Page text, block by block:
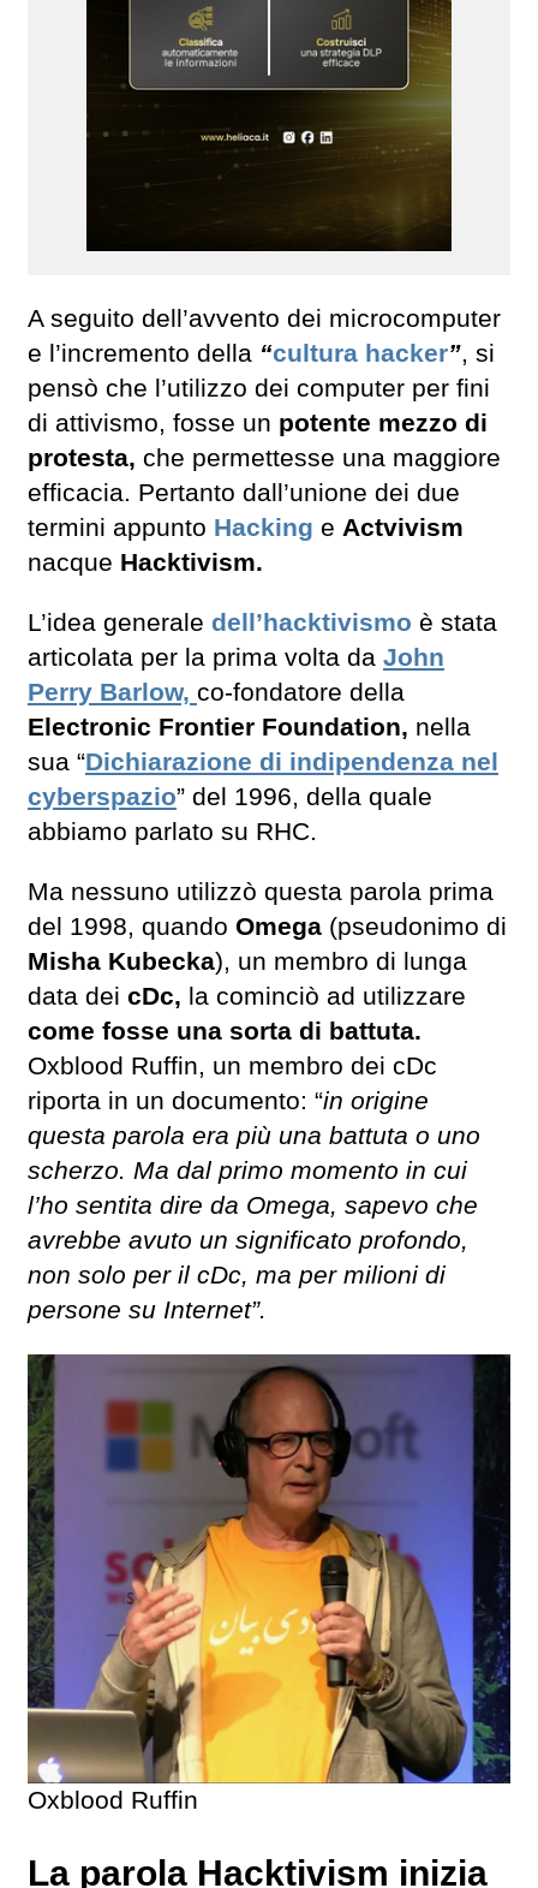
A seguito dell’avvento dei microcomputer
e l’incremento della “cultura hacker”, si
pensò che l’utilizzo dei computer per fini
di attivismo, fosse un potente mezzo di
protesta, che permettesse una maggiore
efficacia. Pertanto dall’unione dei due
termini appunto Hacking e Actvivism
nacque Hacktivism.
L’idea generale dell’hacktivismo è stata
articolata per la prima volta da John
Perry Barlow, co-fondatore della
Electronic Frontier Foundation, nella
sua “Dichiarazione di indipendenza nel
cyberspazio” del 1996, della quale
abbiamo parlato su RHC.
Ma nessuno utilizzò questa parola prima
del 1998, quando Omega (pseudonimo di
Misha Kubecka), un membro di lunga
data dei cDc, la cominciò ad utilizzare
come fosse una sorta di battuta.
Oxblood Ruffin, un membro dei cDc
riporta in un documento: “in origine
questa parola era più una battuta o uno
scherzo. Ma dal primo momento in cui
l’ho sentita dire da Omega, sapevo che
avrebbe avuto un significato profondo,
non solo per il cDc, ma per milioni di
persone su Internet”.
Oxblood Ruffin
La parola Hacktivism inizia